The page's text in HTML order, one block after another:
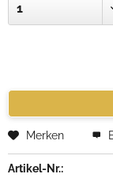
Merken
Artikel-Nr.: